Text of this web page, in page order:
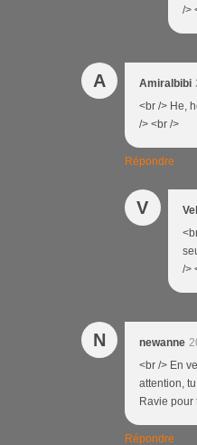
/>
A Amiralbibi
<br /> He,
/> <br />
Répondre
V
/>
N newanne
<br /> En
attention,
Ravie pour
Répondre